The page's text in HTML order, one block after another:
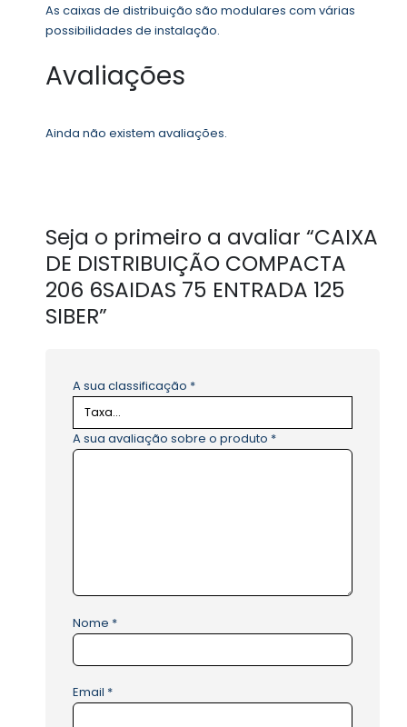
As caixas de distribuição são modulares com várias
possibilidades de instalação.
Avaliações
Ainda não existem avaliações.
Seja o primeiro a avaliar “CAIXA
DE DISTRIBUIÇÃO COMPACTA
206 6SAIDAS 75 ENTRADA 125
SIBER”
A sua classificação *
A sua avaliação sobre o produto *
Nome *
Email *